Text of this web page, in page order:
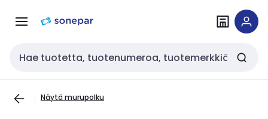
navigointiinsisältöön
Haku
Näytä murupolku